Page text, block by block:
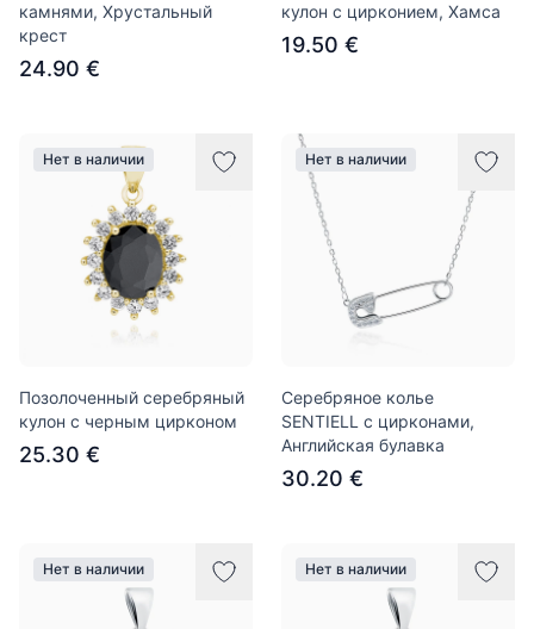
камнями, Хрустальный
крест
24.90 €
кулон с цирконием, Хамса
19.50 €
Нет в наличии
Позолоченный серебряный
кулон с черным цирконом
25.30 €
Нет в наличии
Серебряное колье
SENTIELL с цирконами,
Английская булавка
30.20 €
Нет в наличии Нет в наличии